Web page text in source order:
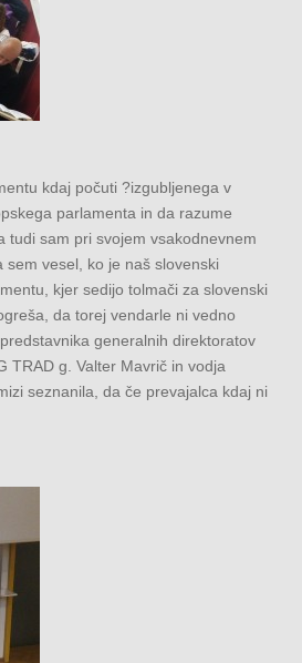
kdaj počuti ?izgubljenega v
parlamenta in da razume
tudi sam pri svojem vsakodnevnem
vesel, ko je naš slovenski
kjer sedijo tolmači za slovenski
da torej vendarle ni vedno
generalnih direktoratov
TRAD g. Valter Mavrič in vodja
seznanila, da če prevajalca kdaj ni